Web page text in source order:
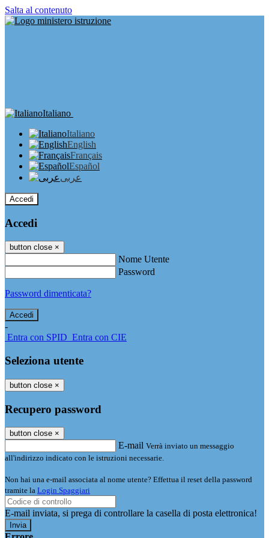
Salta al contenuto
Italiano
Italiano
English
Français
Español
عربى
Accedi
Accedi
button close ×
Nome Utente
Password
Password dimenticata?
-
Entra con SPID Entra con CIE
Seleziona utente
button close ×
Recupero password
button close ×
E-mail Verrà inviato un messaggio
all'indirizzo indicato con le istruzioni necessarie.
Non hai una e-mail associata al nome utente? Effettua il reset della password
tramite la Login Spaggiari
E-mail inviata, si prega di controllare la casella di posta elettronica!